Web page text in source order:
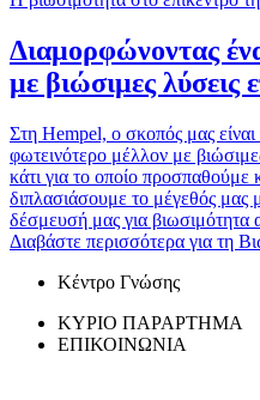
Διαμορφώνοντας
με βιώσιμες λύσεις
Στη Hempel, ο σκοπός μας
φωτεινότερο μέλλον με
κάτι για το οποίο
διπλασιάσουμε το μέγεθός μας
δέσμευσή μας για βιωσιμότητα
Διαβάστε περισσότερα για τη
Κέντρο Γνώσης
ΚΥΡΙΟ ΠΑΡΑΡΤΗΜΑ
ΕΠΙΚΟΙΝΩΝΙΑ